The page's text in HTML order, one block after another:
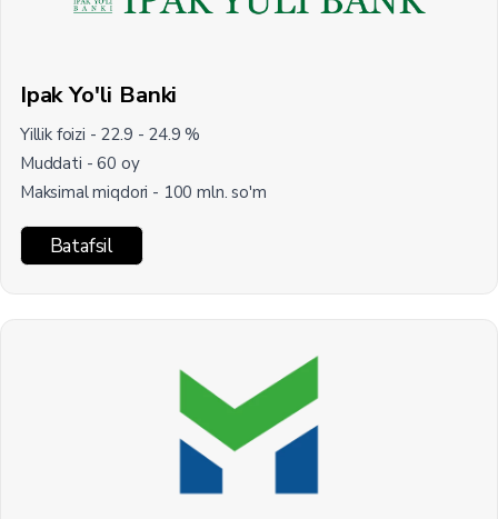
Ipak Yo'li Banki
Yillik foizi - 22.9 - 24.9 %
Muddati - 60 oy
Maksimal miqdori - 100 mln. so'm
Batafsil